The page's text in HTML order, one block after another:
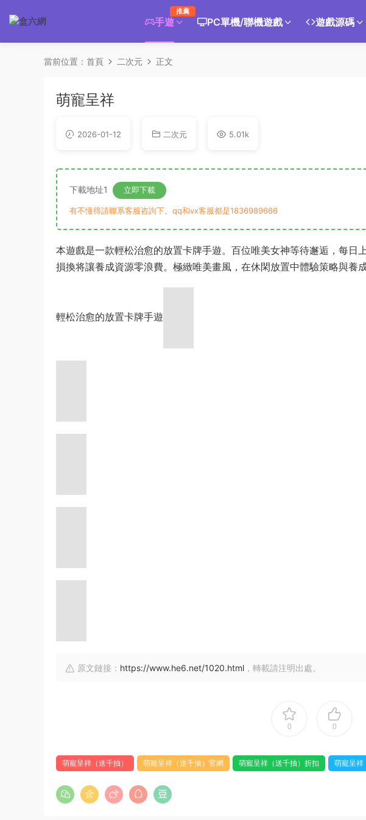
手遊
推薦
PC單機/聯機遊戲 遊戲源碼
當前位置： 首頁 二次元 正文
萌寵呈祥
2026-01-12 二次元 5.01k
下載地址1 立即下載
有不懂得請聯系客服咨詢下。qq和vx客服都是1836989666
本遊戲是一款輕松治愈的放置卡牌手遊。百位唯美女神等待邂逅，每日
損換将讓養成資源零浪費。極緻唯美畫風，在休閑放置中體驗策略與養成
輕松治愈的放置卡牌手遊
原文鏈接： https://www.he6.net/1020.html ，轉載請注明出處。
0 0
萌寵呈祥（送千抽） 萌寵呈祥（送千抽）官網 萌寵呈祥（送千抽）折扣 萌寵呈祥